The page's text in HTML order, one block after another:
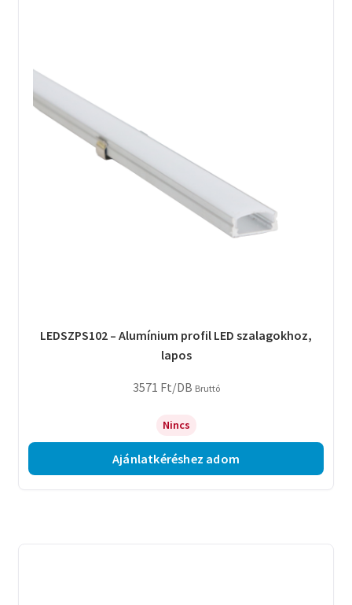
LEDSZPS102 – Alumínium profil LED szalagokhoz,
lapos
3571 Ft/DB Bruttó
Nincs
Ajánlatkéréshez adom